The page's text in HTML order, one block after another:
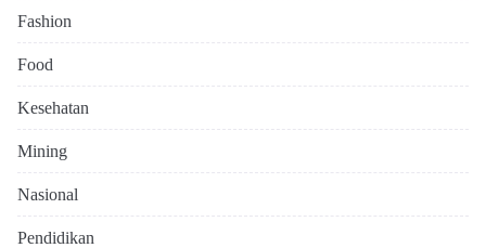
Fashion
Food
Kesehatan
Mining
Nasional
Pendidikan